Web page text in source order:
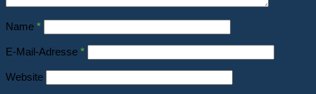
Name *
E-Mail-Adresse *
Website